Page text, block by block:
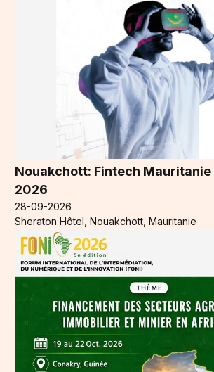
Nouakchott: Fintech Mauritanie
2026
28-09-2026
Sheraton Hôtel, Nouakchott, Mauritanie